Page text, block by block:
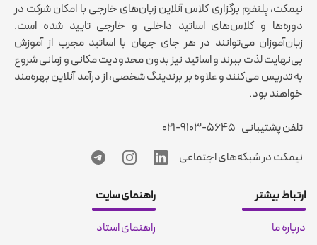
نیمکت، پلتفرم برگزاری کلاس آنلاین زبان‌های خارجی با امکان شرکت در
دوره‌ها و کلاس‌های اساتید داخلی و خارجی تایید شده است.
زبان‌آموزان می‌توانند در هر جای جهان با اساتید مجرب از آموزش
بی‌نهایت لذت ببرند و اساتید نیز بدون محدودیت مکانی و زمانی شروع
به تدریس می‌کنند و علاوه بر برندینگ شخصی، از درآمد آنلاین بهره‌مند
خواهند بود.
تلفن پشتیبانی ۰۲۱-۹۱۰۳-۵۶۴۵
نیمکت در شبکه‌های اجتماعی
ارتباط بیشتر
درباره ما
راهنمای سایت
راهنمای استاد